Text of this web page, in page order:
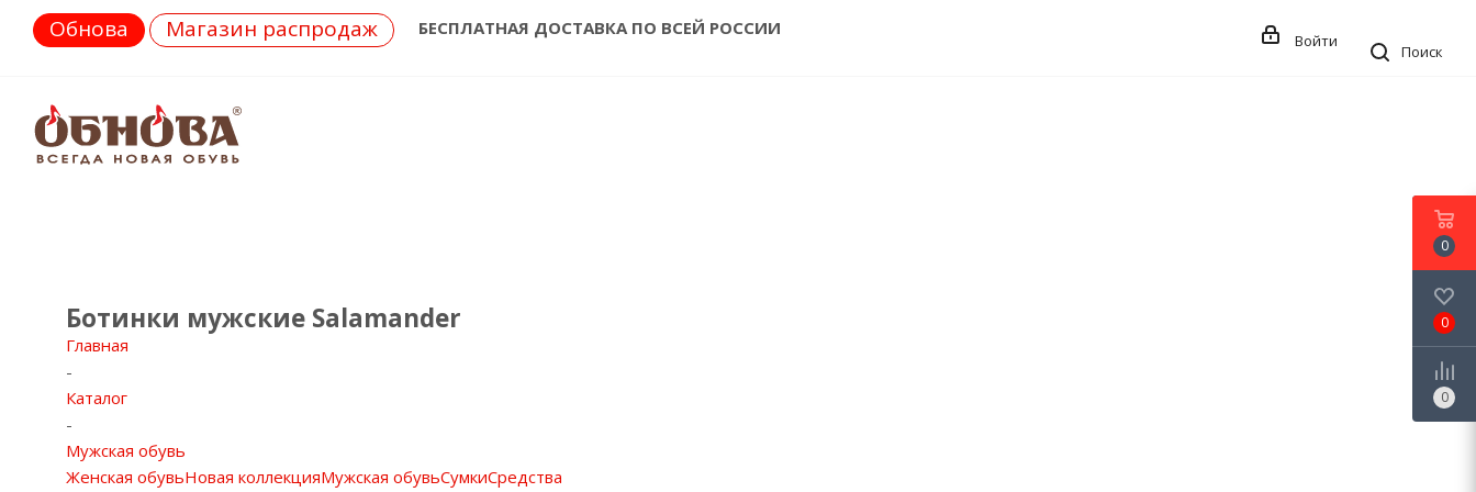
Обнова Магазин распродаж БЕСПЛАТНАЯ ДОСТАВКА ПО ВСЕЙ РОССИИ
Поиск
Войти
Ботинки мужские Salamander
Главная
-
Каталог
-
Мужская обувь
Женская обувьНовая коллекцияМужская обувьСумкиСредства
0
0
0